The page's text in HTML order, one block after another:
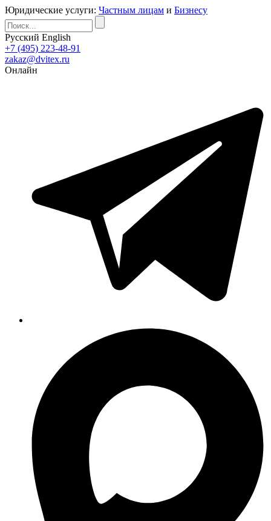
Юридические услуги: Частным лицам и Бизнесу
Русский English
+7 (495) 223-48-91
zakaz@dvitex.ru
Онлайн